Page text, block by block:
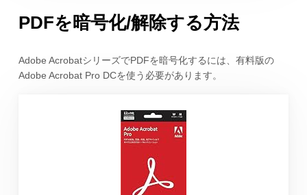
PDFを暗号化/解除する方法
Adobe AcrobatシリーズでPDFを暗号化するには、有料版の
Adobe Acrobat Pro DCを使う必要があります。